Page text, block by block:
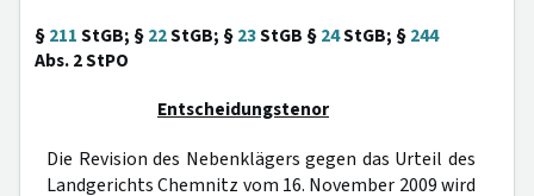
§211StGB; §22StGB; §23StGB §24StGB; §244
Abs. 2 StPO
Entscheidungstenor
Die Revision des Nebenklägers gegen das Urteil des
Landgerichts Chemnitz vom 16. November 2009 wird